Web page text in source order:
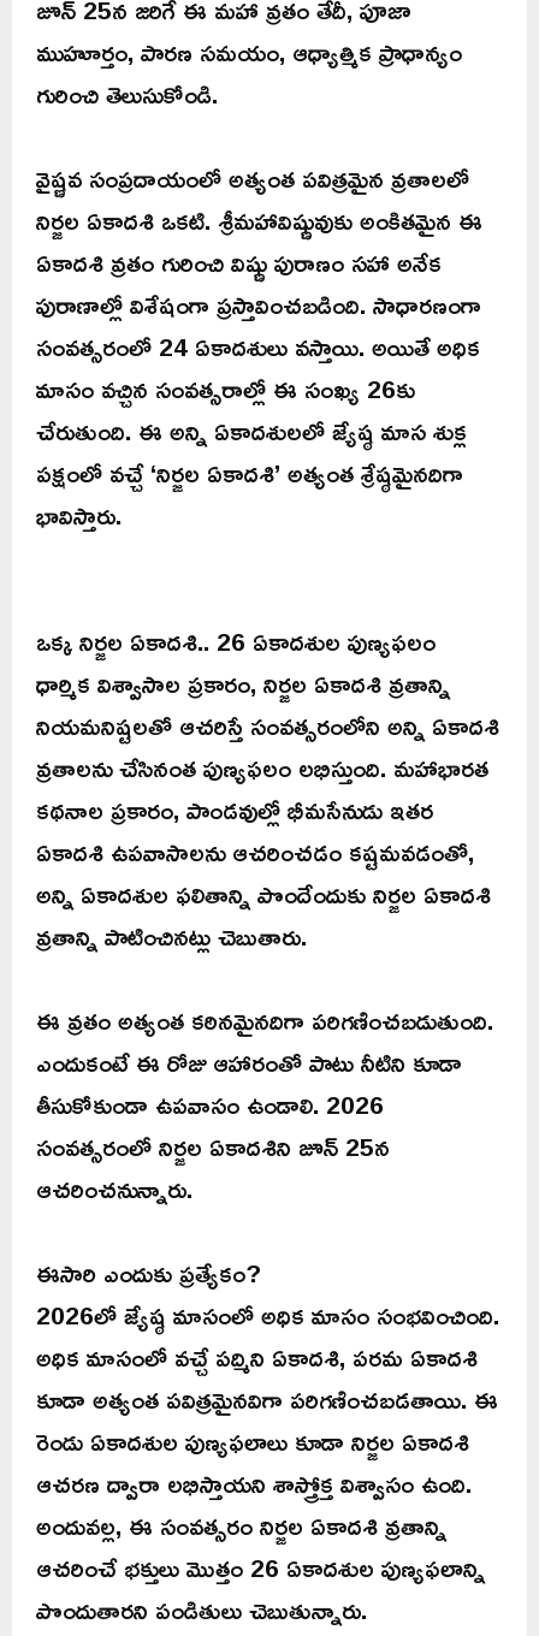
జూన్ 25న జరిగే ఈ మహా వ్రతం తేదీ, పూజా
ముహూర్తం, పారణ సమయం, ఆధ్యాత్మిక ప్రాధాన్యం
గురించి తెలుసుకోండి.
వైష్ణవ సంప్రదాయంలో అత్యంత పవిత్రమైన వ్రతాలలో
నిర్జల ఏకాదశి ఒకటి. శ్రీమహావిష్ణువుకు అంకితమైన ఈ
ఏకాదశి వ్రతం గురించి విష్ణు పురాణం సహా అనేక
పురాణాల్లో విశేషంగా ప్రస్తావించబడింది. సాధారణంగా
సంవత్సరంలో 24 ఏకాదశులు వస్తాయి. అయితే అధిక
మాసం వచ్చిన సంవత్సరాల్లో ఈ సంఖ్య 26కు
చేరుతుంది. ఈ అన్ని ఏకాదశులలో జ్యేష్ఠ మాస శుక్ల
పక్షంలో వచ్చే ‘నిర్జల ఏకాదశి’ అత్యంత శ్రేష్ఠమైనదిగా
భావిస్తారు.
ఒక్క నిర్జల ఏకాదశి.. 26 ఏకాదశుల పుణ్యఫలం
ధార్మిక విశ్వాసాల ప్రకారం, నిర్జల ఏకాదశి వ్రతాన్ని
నియమనిష్టలతో ఆచరిస్తే సంవత్సరంలోని అన్ని ఏకాదశి
వ్రతాలను చేసినంత పుణ్యఫలం లభిస్తుంది. మహాభారత
కథనాల ప్రకారం, పాండవుల్లో భీమసేనుడు ఇతర
ఏకాదశి ఉపవాసాలను ఆచరించడం కష్టమవడంతో,
అన్ని ఏకాదశుల ఫలితాన్ని పొందేందుకు నిర్జల ఏకాదశి
వ్రతాన్ని పాటించినట్లు చెబుతారు.
ఈ వ్రతం అత్యంత కఠినమైనదిగా పరిగణించబడుతుంది.
ఎందుకంటే ఈ రోజు ఆహారంతో పాటు నీటిని కూడా
తీసుకోకుండా ఉపవాసం ఉండాలి. 2026
సంవత్సరంలో నిర్జల ఏకాదశిని జూన్ 25న
ఆచరించనున్నారు.
ఈసారి ఎందుకు ప్రత్యేకం?
2026లో జ్యేష్ఠ మాసంలో అధిక మాసం సంభవించింది.
అధిక మాసంలో వచ్చే పద్మిని ఏకాదశి, పరమ ఏకాదశి
కూడా అత్యంత పవిత్రమైనవిగా పరిగణించబడతాయి. ఈ
రెండు ఏకాదశుల పుణ్యఫలాలు కూడా నిర్జల ఏకాదశి
ఆచరణ ద్వారా లభిస్తాయని శాస్త్రోక్త విశ్వాసం ఉంది.
అందువల్ల, ఈ సంవత్సరం నిర్జల ఏకాదశి వ్రతాన్ని
ఆచరించే భక్తులు మొత్తం 26 ఏకాదశుల పుణ్యఫలాన్ని
పొందుతారని పండితులు చెబుతున్నారు.